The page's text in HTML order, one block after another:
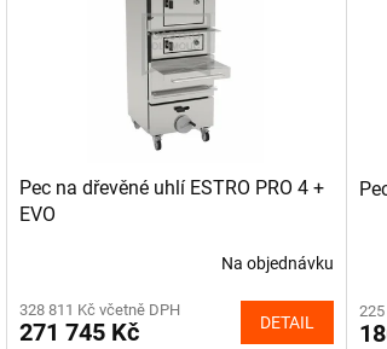
Pec na dřevěné uhlí ESTRO PRO 4 +
EVO
Na objednávku
328 811 Kč včetně DPH
271 745 Kč DETAIL